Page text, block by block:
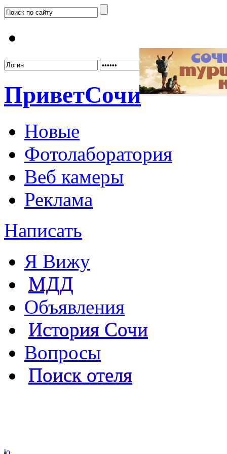
ПриветСочи
Новые
Фотолаборатория
Веб камеры
Реклама
Написать
Я Вижу
МДД
Объявления
История Сочи
Вопросы
Поиск отеля